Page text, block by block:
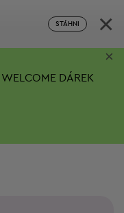
STÁHNI ×
WELCOME DÁREK
×